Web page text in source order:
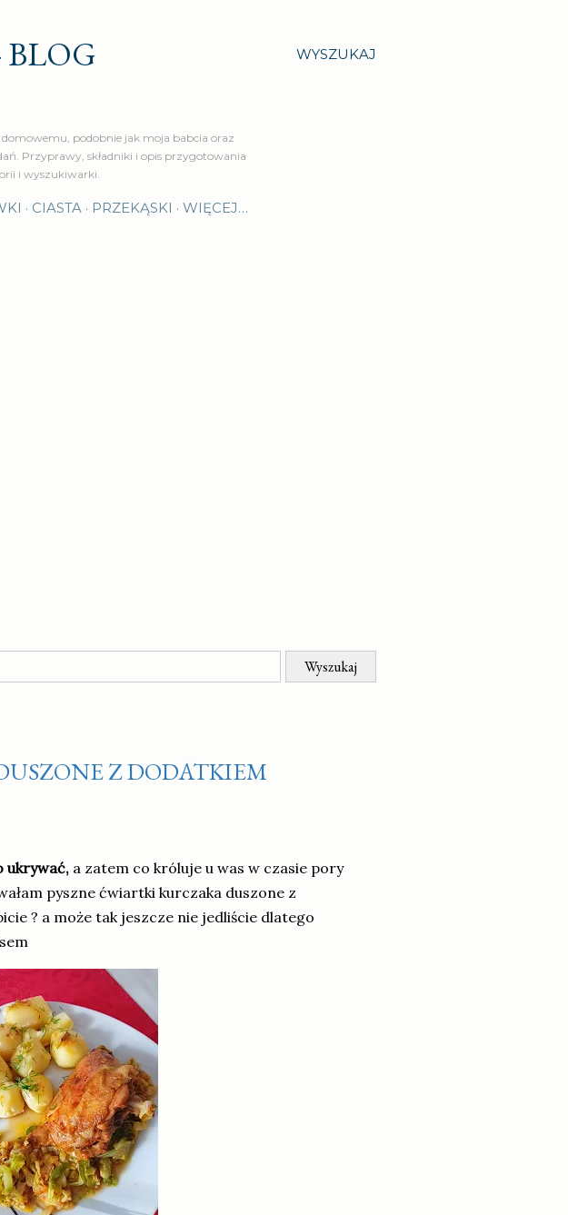
WYSZUKAJ
podobnie jak moja babcia oraz
Przyprawy, składniki i opis przygotowania
i wyszukiwarki.
CIASTA PRZEKĄSKI WIĘCEJ…
Z DODATKIEM
ukrywać, a zatem co króluje u was w czasie pory
pyszne ćwiartki kurczaka duszone z
? a może tak jeszcze nie jedliście dlatego